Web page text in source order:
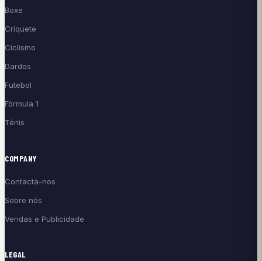
Boxe
Críquete
Ciclismo
Dardos
Futebol
Fórmula 1
Ténis
COMPANY
Contacta-nos
Sobre nós
Vendas e Publicidade
LEGAL